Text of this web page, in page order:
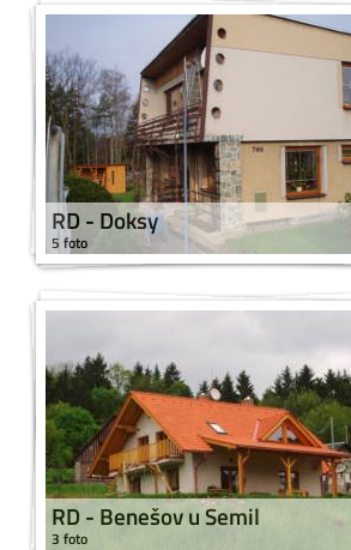
RD - Doksy
5 foto
RD - Benešov u Semil
3 foto